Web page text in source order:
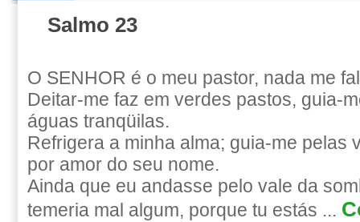
Salmo 23
O SENHOR é o meu pastor, nada me
Deitar-me faz em verdes pastos, guia-
águas tranqüilas.
Refrigera a minha alma; guia-me pelas
por amor do seu nome.
Ainda que eu andasse pelo vale da
temeria mal algum, porque tu estás ...